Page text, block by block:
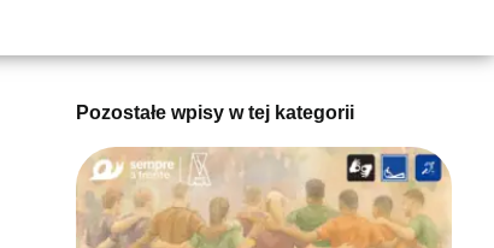
Pozostałe wpisy w tej kategorii